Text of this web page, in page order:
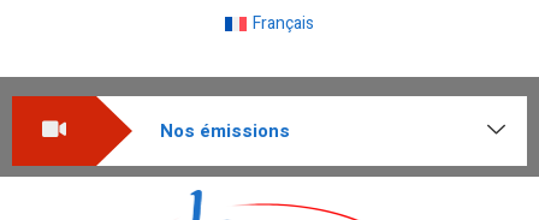
Français
Nos émissions